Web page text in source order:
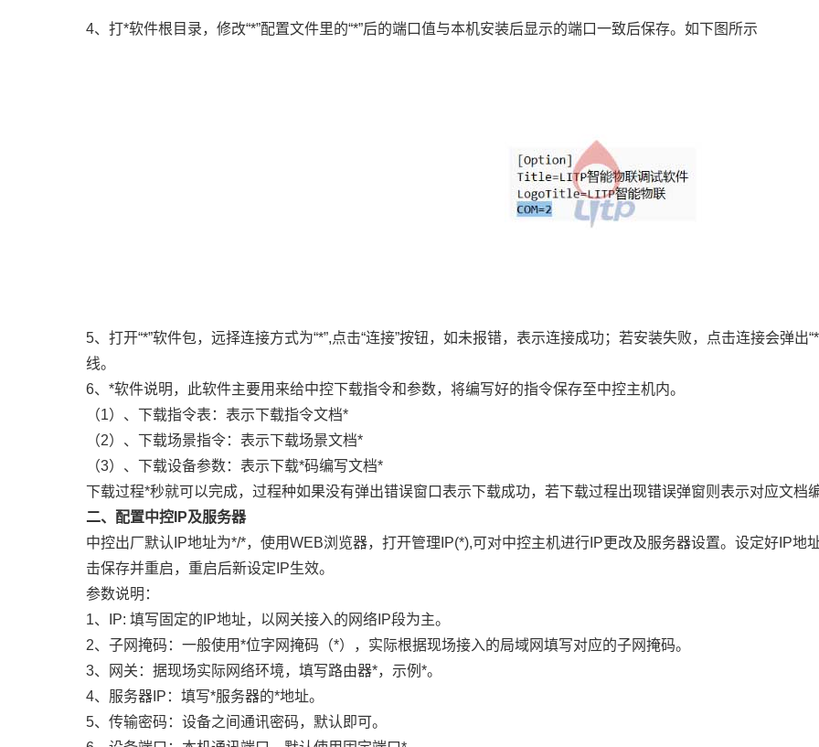
4、打*软件根目录，修改“*”配置文件里的“*”后的端口值与本机安装后显示的端口一致后保存。如下图所示
5、打开“*”软件包，远择连接方式为“*”,点击“连接”按钮，如未报错，表示连接成功；若安装失败，点击连接会弹
线。
6、*软件说明，此软件主要用来给中控下载指令和参数，将编写好的指令保存至中控主机内。
（1）、下载指令表：表示下载指令文档*
（2）、下载场景指令：表示下载场景文档*
（3）、下载设备参数：表示下载*码编写文档*
下载过程*秒就可以完成，过程种如果没有弹出错误窗口表示下载成功，若下载过程出现错误弹窗则表示对应文档
二、配置中控IP及服务器
中控出厂默认IP地址为*/*，使用WEB浏览器，打开管理IP(*),可对中控主机进行IP更改及服务器设置。设定好IP地
击保存并重启，重启后新设定IP生效。
参数说明：
1、IP: 填写固定的IP地址，以网关接入的网络IP段为主。
2、子网掩码：一般使用*位字网掩码（*），实际根据现场接入的局域网填写对应的子网掩码。
3、网关：据现场实际网络环境，填写路由器*，示例*。
4、服务器IP：填写*服务器的*地址。
5、传输密码：设备之间通讯密码，默认即可。